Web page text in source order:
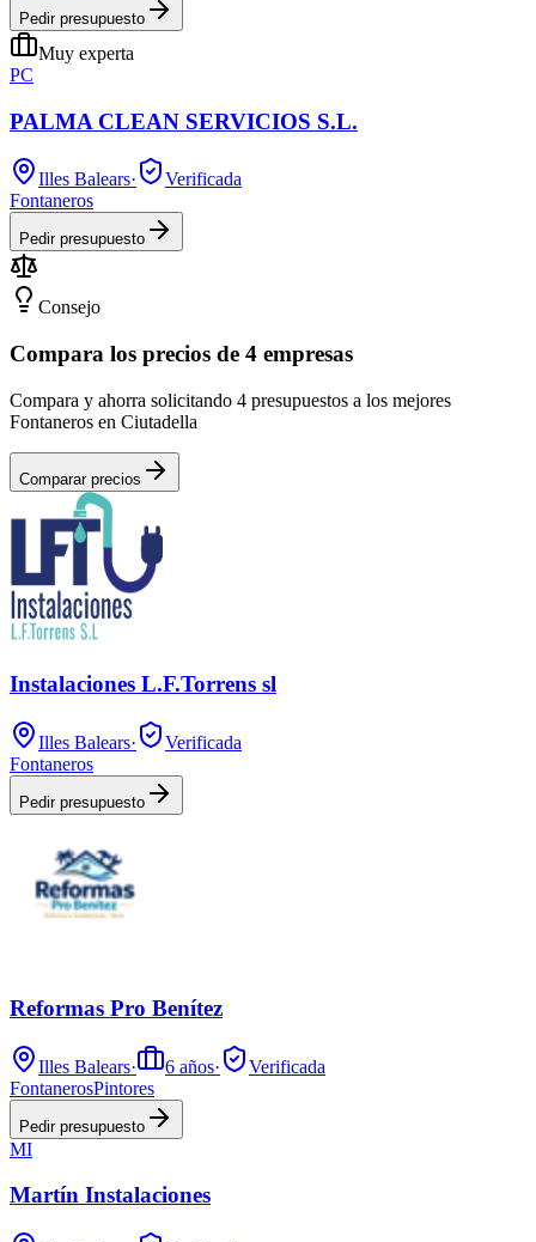
Pedir presupuesto
Muy experta
PC
PALMA CLEAN SERVICIOS S.L.
Illes Balears·
Verificada
Fontaneros
Pedir presupuesto
Consejo
Compara los precios de 4 empresas
Compara y ahorra solicitando 4 presupuestos a los mejores
Fontaneros en Ciutadella
Comparar precios
Instalaciones L.F.Torrens sl
Illes Balears·
Verificada
Fontaneros
Pedir presupuesto
Reformas Pro Benítez
Illes Balears· 6 años·
Verificada
FontanerosPintores
Pedir presupuesto
MI
Martín Instalaciones